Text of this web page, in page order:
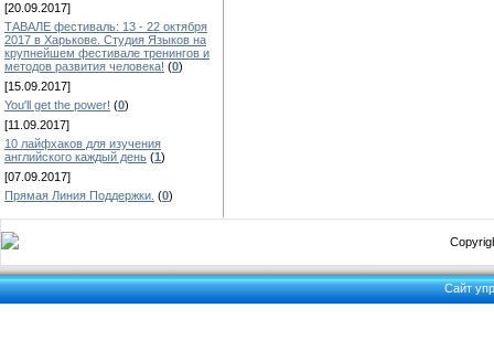
[20.09.2017]
ТАВАЛЕ фестиваль: 13 - 22 октября
2017 в Харькове. Студия Языков на
крупнейшем фестивале тренингов и
методов развития человека! (0)
[15.09.2017]
You'll get the power! (0)
[11.09.2017]
10 лайфхаков для изучения
английского каждый день (1)
[07.09.2017]
Прямая Линия Поддержки. (0)
Сайт